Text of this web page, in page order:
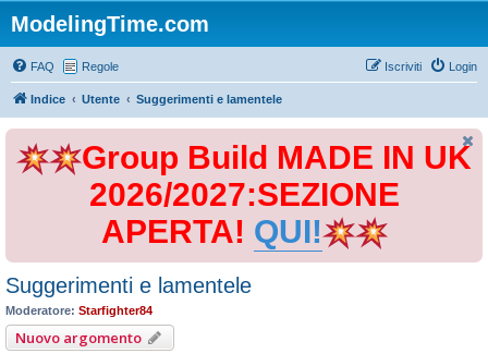
ModelingTime.com
FAQ Regole Login
Iscriviti
Indice Utente Suggerimenti e lamentele
Group Build MADE IN UK
2026/2027:SEZIONE
APERTA! QUI!
Suggerimenti e lamentele
Moderatore: Starfighter84
Nuovo argomento